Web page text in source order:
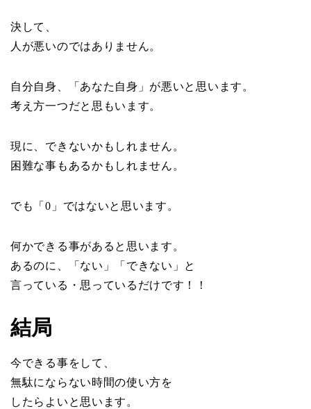
決して、
人が悪いのではありません。
自分自身、「あなた自身」が悪いと思います。
考え方一つだと思もいます。
現に、できないかもしれません。
困難な事もあるかもしれません。
でも「0」ではないと思います。
何かできる事があると思います。
あるのに、「ない」「できない」と
言っている・思っているだけです！！
結局
今できる事をして、
無駄にならない時間の使い方を
したらよいと思います。